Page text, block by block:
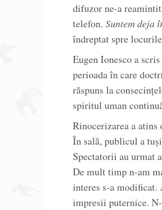
difuzor ne-a
telefon. Suntem deja
îndreptat spre
Eugen Ionesco a
perioada în care
răspuns la
spiritul uman
Rinocerizarea a
În sală, publicul a
Spectatorii au urmat
De mult timp n-am
interes s-a
impresii puternice.